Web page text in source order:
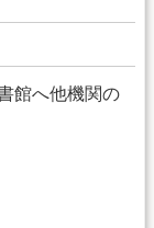
館へ他機関の